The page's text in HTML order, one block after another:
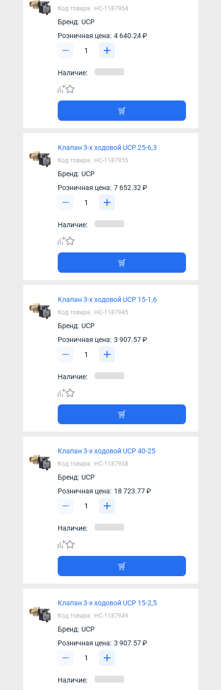
Код товара: НС-1187954
Бренд: UCP
Розничная цена: 4 640.24 ₽
Наличие:
Клапан 3-х ходовой UCP 25-6,3
Код товара: НС-1187955
Бренд: UCP
Розничная цена: 7 652.32 ₽
Наличие:
Клапан 3-х ходовой UCP 15-1,6
Код товара: НС-1187945
Бренд: UCP
Розничная цена: 3 907.57 ₽
Наличие:
Клапан 3-х ходовой UCP 40-25
Код товара: НС-1187958
Бренд: UCP
Розничная цена: 18 723.77 ₽
Наличие:
Клапан 3-х ходовой UCP 15-2,5
Код товара: НС-1187949
Бренд: UCP
Розничная цена: 3 907.57 ₽
Наличие: